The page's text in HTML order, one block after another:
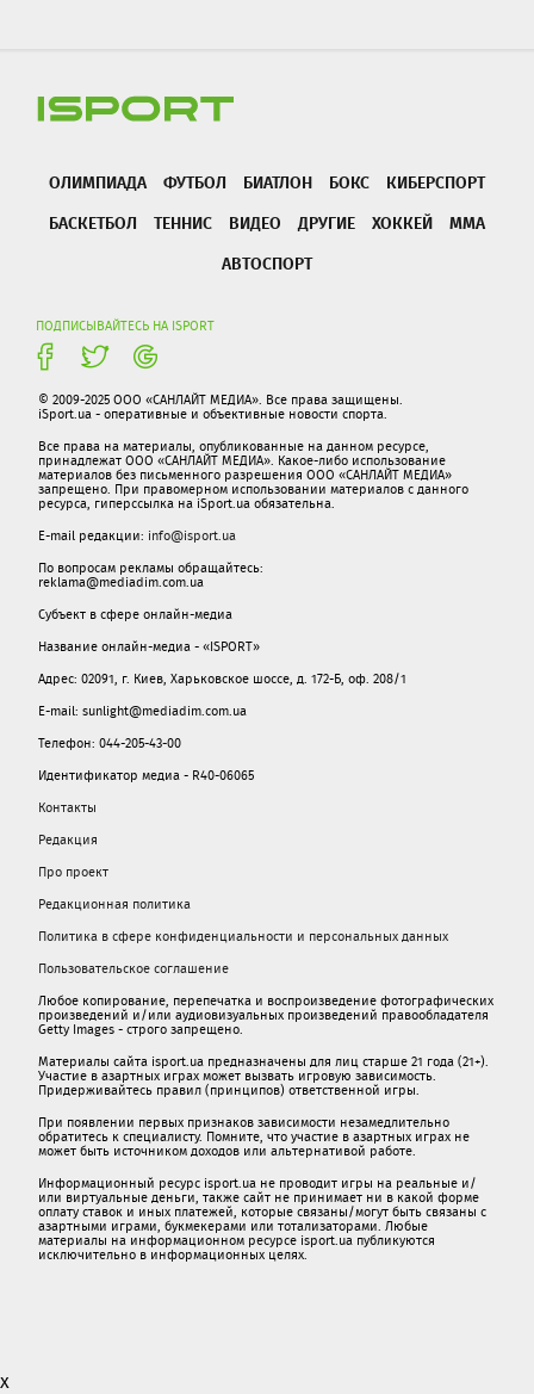
ОЛИМПИАДА ФУТБОЛ БИАТЛОН БОКС
КИБЕРСПОРТ
БАСКЕТБОЛ
ТЕННИС ВИДЕО ДРУГИЕ ХОККЕЙ
ММА
АВТОСПОРТ
ПОДПИСЫВАЙТЕСЬ НА ISPORT
© 2009-2025 ООО «САНЛАЙТ МЕДИА». Все права защищены.
iSport.ua - оперативные и объективные новости спорта.
Все права на материалы, опубликованные на данном ресурсе,
принадлежат ООО «САНЛАЙТ МЕДИА». Какое-либо использование
материалов без письменного разрешения ООО «САНЛАЙТ МЕДИА»
запрещено. При правомерном использовании материалов с данного
ресурса, гиперссылка на iSport.ua обязательна.
E-mail редакции: info@isport.ua
По вопросам рекламы обращайтесь:
reklama@mediadim.com.ua
Субъект в сфере онлайн-медиа
Название онлайн-медиа - «ISPORT»
Адрес: 02091, г. Киев, Харьковское шоссе, д. 172-Б, оф. 208/1
E-mail: sunlight@mediadim.com.ua
Телефон: 044-205-43-00
Идентификатор медиа - R40-06065
Контакты
Редакция
Про проект
Редакционная политика
Политика в сфере конфиденциальности и персональных данных
Пользовательское соглашение
Любое копирование, перепечатка и воспроизведение фотографических
произведений и/или аудиовизуальных произведений правообладателя
Getty Images - строго запрещено.
Материалы сайта isport.ua предназначены для лиц старше 21 года (21+).
Участие в азартных играх может вызвать игровую зависимость.
Придерживайтесь правил (принципов) ответственной игры.
При появлении первых признаков зависимости незамедлительно
обратитесь к специалисту. Помните, что участие в азартных играх не
может быть источником доходов или альтернативой работе.
Информационный ресурс isport.ua не проводит игры на реальные и/
или виртуальные деньги, также сайт не принимает ни в какой форме
oплaту ставок и иных платежей, которые связаны/могут быть связаны c
азартными игрaми, букмекерами или тотализаторами. Любые
материалы на информационном ресурсе isport.ua публикуютcя
исключительно в информационных целях.
x